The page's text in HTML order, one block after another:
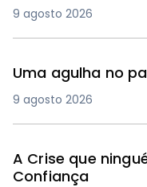
9 agosto 2026
Uma agulha no
9 agosto 2026
A Crise que
Confiança